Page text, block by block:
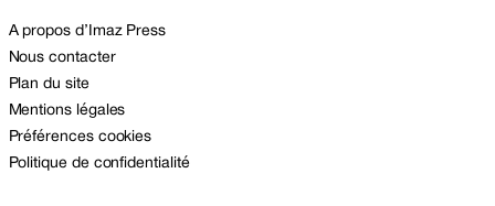
A propos d’Imaz Press
Nous contacter
Plan du site
Mentions légales
Préférences cookies
Politique de confidentialité